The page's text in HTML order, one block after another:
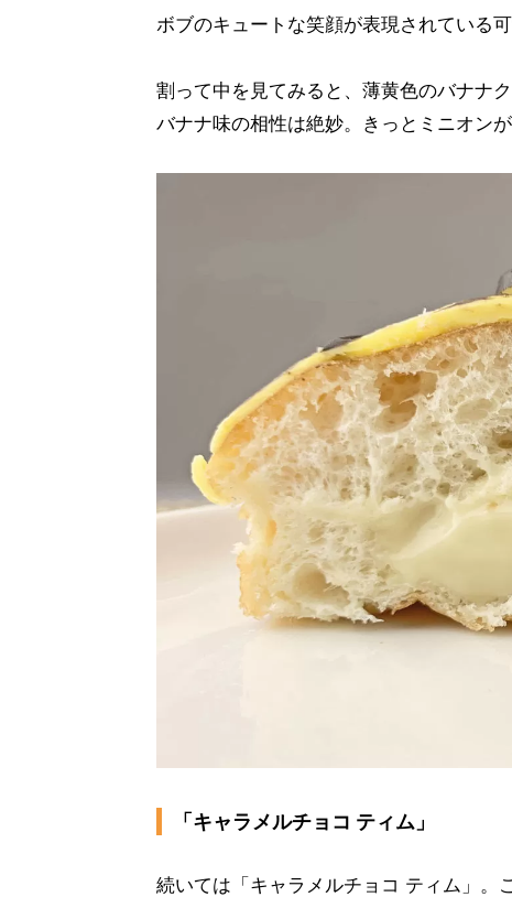
ボブのキュートな笑顔が表現されている
割って中を見てみると、薄黄色のバナナ
バナナ味の相性は絶妙。きっとミニオン
「キャラメルチョコ ティム」
続いては「キャラメルチョコ ティム」。